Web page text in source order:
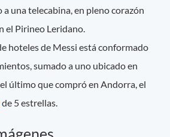
una telecabina, en pleno corazón
el Pirineo Leridano.
hoteles de Messi está conformado
sumado a uno ubicado en
último que compró en Andorra, el
de 5 estrellas.